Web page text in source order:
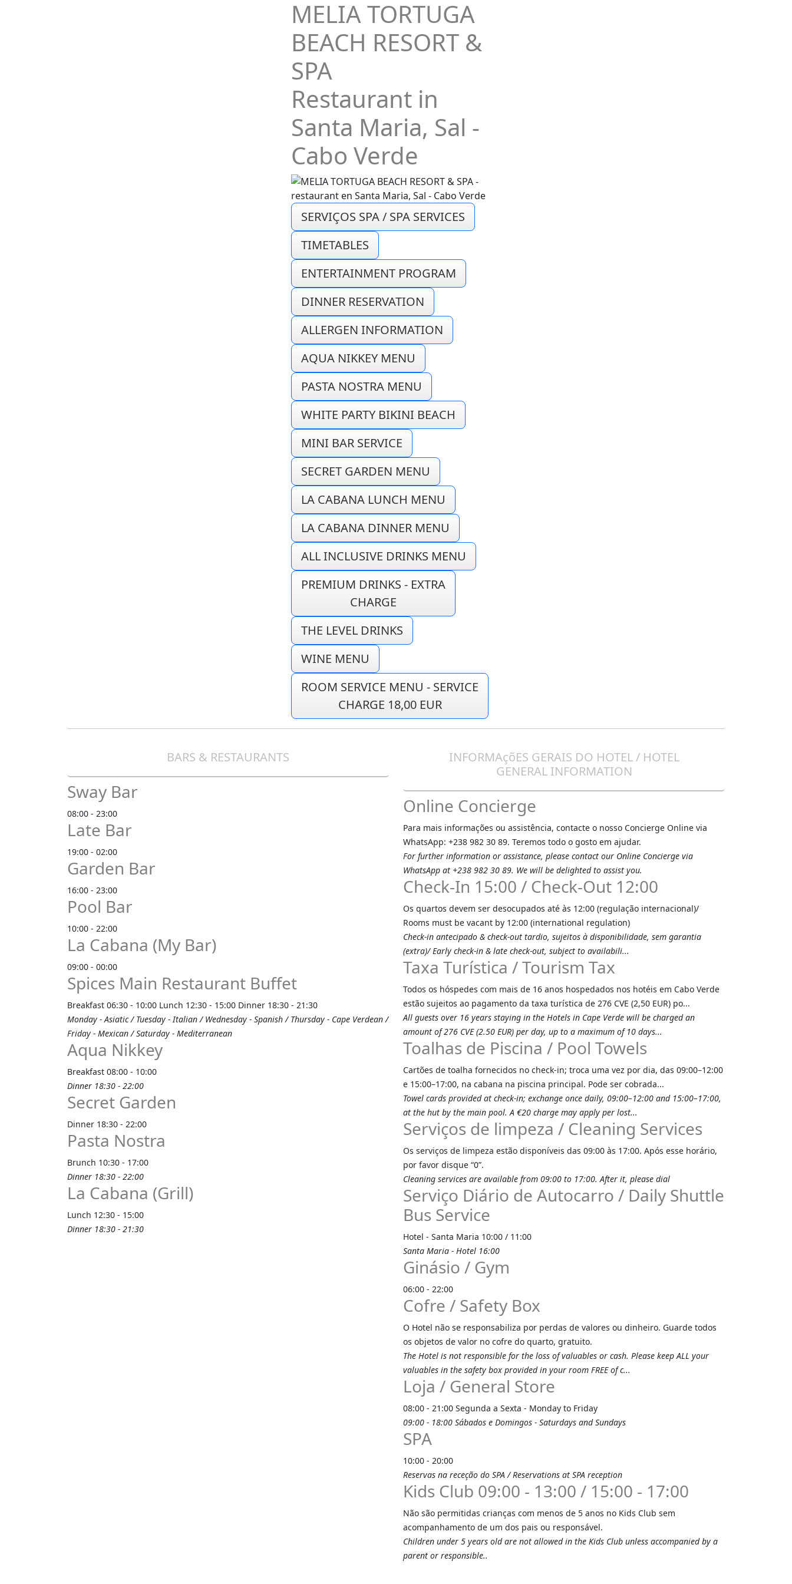
MELIA TORTUGA
BEACH RESORT &
SPA
Restaurant in
Santa Maria, Sal -
Cabo Verde
SERVIÇOS SPA / SPA SERVICES
TIMETABLES
ENTERTAINMENT PROGRAM
DINNER RESERVATION
ALLERGEN INFORMATION
AQUA NIKKEY MENU
PASTA NOSTRA MENU
WHITE PARTY BIKINI BEACH
MINI BAR SERVICE
SECRET GARDEN MENU
LA CABANA LUNCH MENU
LA CABANA DINNER MENU
ALL INCLUSIVE DRINKS MENU
PREMIUM DRINKS - EXTRA
CHARGE
THE LEVEL DRINKS
WINE MENU
ROOM SERVICE MENU - SERVICE
CHARGE 18,00 EUR
BARS & RESTAURANTS
Sway Bar
08:00 - 23:00
Late Bar
19:00 - 02:00
Garden Bar
16:00 - 23:00
Pool Bar
10:00 - 22:00
La Cabana (My Bar)
09:00 - 00:00
Spices Main Restaurant Buffet
Breakfast 06:30 - 10:00 Lunch 12:30 - 15:00 Dinner 18:30 - 21:30
Monday - Asiatic / Tuesday - Italian / Wednesday - Spanish / Thursday - Cape Verdean /
Friday - Mexican / Saturday - Mediterranean
Aqua Nikkey
Breakfast 08:00 - 10:00
Dinner 18:30 - 22:00
Secret Garden
Dinner 18:30 - 22:00
Pasta Nostra
Brunch 10:30 - 17:00
Dinner 18:30 - 22:00
La Cabana (Grill)
Lunch 12:30 - 15:00
Dinner 18:30 - 21:30
INFORMAçõES GERAIS DO HOTEL / HOTEL
GENERAL INFORMATION
Online Concierge
Para mais informações ou assistência, contacte o nosso Concierge Online via
WhatsApp: +238 982 30 89. Teremos todo o gosto em ajudar.
For further information or assistance, please contact our Online Concierge via
WhatsApp at +238 982 30 89. We will be delighted to assist you.
Check-In 15:00 / Check-Out 12:00
Os quartos devem ser desocupados até às 12:00 (regulação internacional)/
Rooms must be vacant by 12:00 (international regulation)
Check-in antecipado & check-out tardio, sujeitos à disponibilidade, sem garantia
(extra)/ Early check-in & late check-out, subject to availabili...
Taxa Turística / Tourism Tax
Todos os hóspedes com mais de 16 anos hospedados nos hotéis em Cabo Verde
estão sujeitos ao pagamento da taxa turística de 276 CVE (2,50 EUR) po...
All guests over 16 years staying in the Hotels in Cape Verde will be charged an
amount of 276 CVE (2.50 EUR) per day, up to a maximum of 10 days...
Toalhas de Piscina / Pool Towels
Cartões de toalha fornecidos no check-in; troca uma vez por dia, das 09:00–12:00
e 15:00–17:00, na cabana na piscina principal. Pode ser cobrada...
Towel cards provided at check-in; exchange once daily, 09:00–12:00 and 15:00–17:00,
at the hut by the main pool. A €20 charge may apply per lost...
Serviços de limpeza / Cleaning Services
Os serviços de limpeza estão disponíveis das 09:00 às 17:00. Após esse horário,
por favor disque “0”.
Cleaning services are available from 09:00 to 17:00. After it, please dial
Serviço Diário de Autocarro / Daily Shuttle
Bus Service
Hotel - Santa Maria 10:00 / 11:00
Santa Maria - Hotel 16:00
Ginásio / Gym
06:00 - 22:00
Cofre / Safety Box
O Hotel não se responsabiliza por perdas de valores ou dinheiro. Guarde todos
os objetos de valor no cofre do quarto, gratuito.
The Hotel is not responsible for the loss of valuables or cash. Please keep ALL your
valuables in the safety box provided in your room FREE of c...
Loja / General Store
08:00 - 21:00 Segunda a Sexta - Monday to Friday
09:00 - 18:00 Sábados e Domingos - Saturdays and Sundays
SPA
10:00 - 20:00
Reservas na receção do SPA / Reservations at SPA reception
Kids Club 09:00 - 13:00 / 15:00 - 17:00
Não são permitidas crianças com menos de 5 anos no Kids Club sem
acompanhamento de um dos pais ou responsável.
Children under 5 years old are not allowed in the Kids Club unless accompanied by a
parent or responsible..